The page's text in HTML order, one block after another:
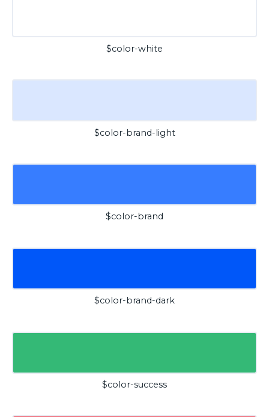
$color-white
$color-brand-light
$color-brand
$color-brand-dark
$color-success